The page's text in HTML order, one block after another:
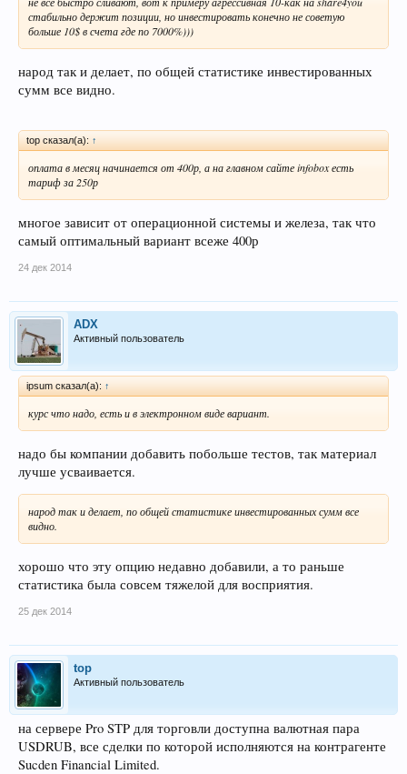
стабильно держит позиции, но инвестировать конечно не советую
больше 10$ в счета где по 7000%)))
народ так и делает, по общей статистике инвестированных
сумм все видно.
top сказал(а): ↑
оплата в месяц начинается от 400р, а на главном сайте infobox есть
тариф за 250р
многое зависит от операционной системы и железа, так что
самый оптимальный вариант всеже 400р
24 дек 2014
ADX
Активный пользователь
ipsum сказал(а): ↑
курс что надо, есть и в электронном виде вариант.
надо бы компании добавить побольше тестов, так материал
лучше усваивается.
народ так и делает, по общей статистике инвестированных сумм все
видно.
хорошо что эту опцию недавно добавили, а то раньше
статистика была совсем тяжелой для восприятия.
25 дек 2014
top
Активный пользователь
на сервере Pro STP для торговли доступна валютная пара
USDRUB, все сделки по которой исполняются на контрагенте
Sucden Financial Limited.